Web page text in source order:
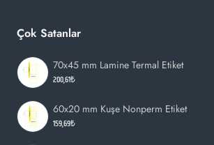
Çok Satanlar
70x45 mm Lamine Termal Etiket
200,61₺
60x20 mm Kuşe Nonperm Etiket
159,69₺